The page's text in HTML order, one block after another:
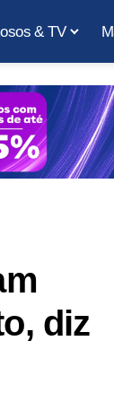
& TV
diz